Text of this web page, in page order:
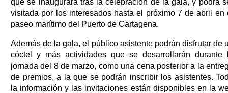
visitada por los interesados hasta el próximo 7 de abril en
paseo marítimo del Puerto de Cartagena.
Además de la gala, el público asistente podrán disfrutar de
cóctel y más actividades que se desarrollarán durante
jornada del 8 de marzo, como una cena posterior a la
de premios, a la que se podrán inscribir los asistentes.
la información y las invitaciones están disponibles en la